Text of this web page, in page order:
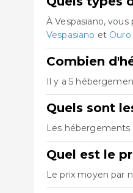
À Vespasiano,
Vespasiano et
Combien
Il y a 5
Quels sont
Les hébergements
Quel est le
Le prix moyen par